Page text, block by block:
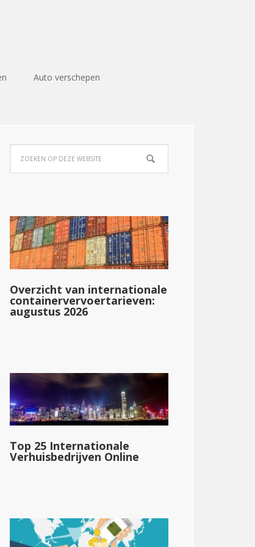
Auto verschepen
Wisconsin
3.54%: &dollar;0-&dollar;12,760
7.65%: &dollar;280,951+
Overzicht van internationale
containervervoertarieven:
augustus 2026
Top 25 Internationale
Verhuisbedrijven Online